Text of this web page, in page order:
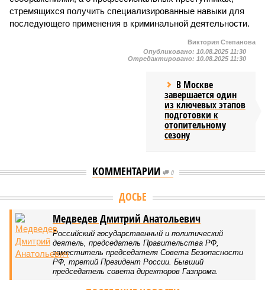
стремящихся получить специализированные навыки для
последующего применения в криминальной деятельности.
Виктория Степанова
Опубликовано: 10.08.2025 11:30
Отредактировано: 10.08.2025 11:30
В Москве
завершается один
из ключевых этапов
подготовки к
отопительному
сезону
КОММЕНТАРИИ 0
Версия //Общество //Мы могли бы жить сотни лет, но этого никогда не
Мы могли бы жить сотни лет, но этого никогда не будет
Возраст бессмертия